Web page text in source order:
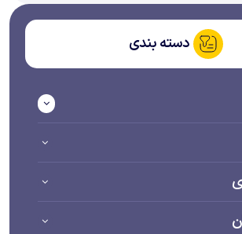
دسته بندی